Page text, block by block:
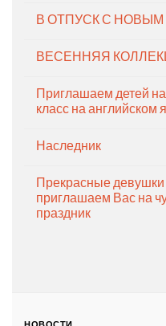
В ОТПУСК С
ВЕСЕННЯЯ
Приглашаем детей
класс на английском
Наследник
Прекрасные девушки
приглашаем Вас на
праздник